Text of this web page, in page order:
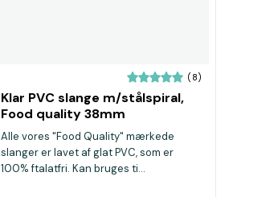
(8)
Klar PVC slange m/stålspiral,
Food quality 38mm
Alle vores "Food Quality" mærkede
slanger er lavet af glat PVC, som er
100% ftalatfri. Kan bruges ti...